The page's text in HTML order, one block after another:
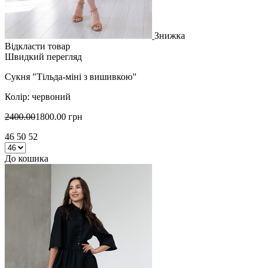
Знижка
Відкласти товар
Швидкий перегляд
Сукня "Тільда-міні з вишивкою"
Колір: червоний
2400.001800.00 грн
46 50 52
До кошика